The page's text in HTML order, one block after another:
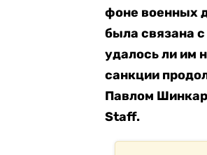
фоне военных
была связана
удалось ли им
санкции
Павлом
Staff.